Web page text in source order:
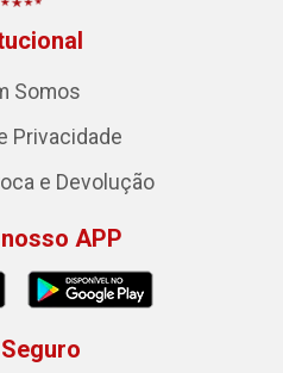
Somos
Privacidade
e Devolução
APP